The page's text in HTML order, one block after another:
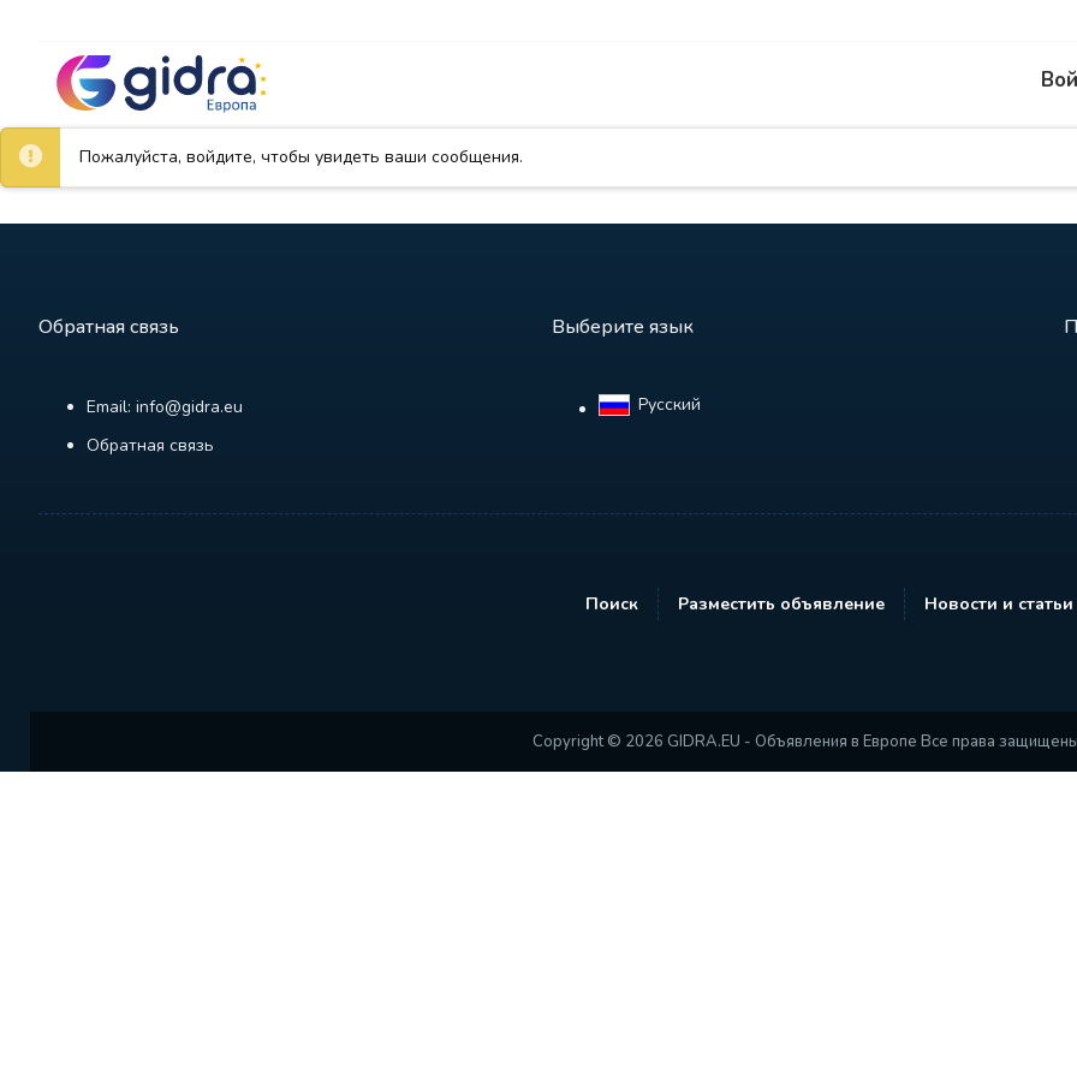
Пожалуйста, войдите, чтобы увидеть ваши сообщения.
Обратная связь
Email: info@gidra.eu
Обратная связь
Выберите язык
Русский‎
Поиск Разместить объявление Новости и статьи
Copyright © 2026 GIDRA.EU - Объявления в Европе Все права